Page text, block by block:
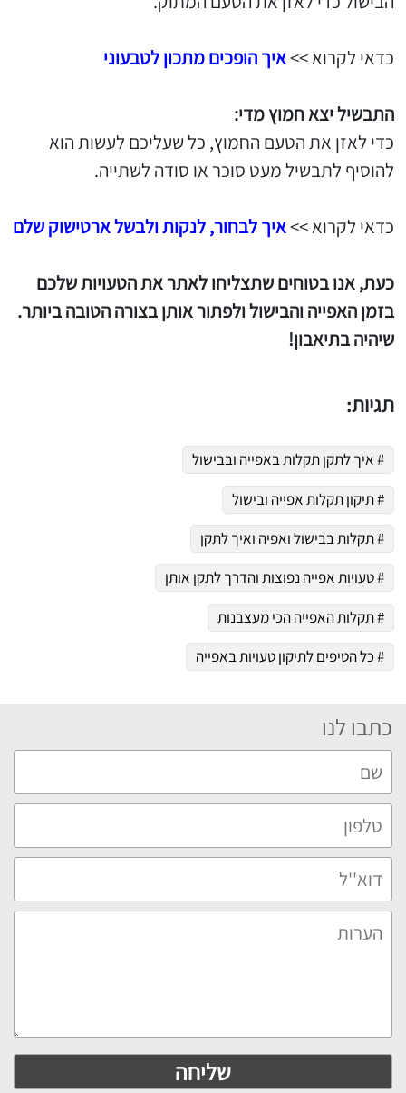
כדאי לקרוא >>איך הופכים מתכון לטבעוני
התבשיל יצא חמוץ מדי:
כדי לאזן את הטעם החמוץ, כל שעליכם לעשות הוא
להוסיף לתבשיל מעט סוכר או סודה לשתייה.
כדאי לקרוא >>איך לבחור, לנקות ולבשל ארטישוק שלם
כעת, אנו בטוחים שתצליחו לאתר את הטעויות שלכם
בזמן האפייה והבישול ולפתור אותן בצורה הטובה ביותר.
שיהיה בתיאבון!
תגיות:
# איך לתקן תקלות באפייה ובבישול
# תיקון תקלות אפייה ובישול
# תקלות בבישול ואפיה ואיך לתקן
# טעויות אפייה נפוצות והדרך לתקן אותן
# תקלות האפייה הכי מעצבנות
# כל הטיפים לתיקון טעויות באפייה
כתבו לנו